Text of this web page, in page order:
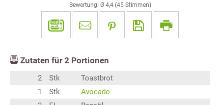
Bewertung: Ø 4,4(45Stimmen)
Zutaten für 2 Portionen
2 Stk
Toastbrot
1
Stk
Avocado